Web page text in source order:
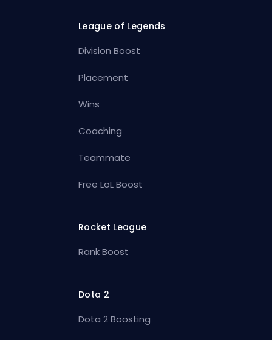
League of Legends
Division Boost
Placement
Wins
Coaching
Teammate
Free LoL Boost
Rocket League
Rank Boost
Dota 2
Dota 2 Boosting